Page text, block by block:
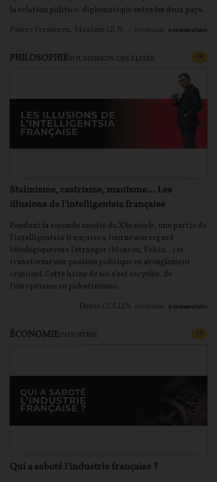
la relation politico-diplomatique entre les deux pays.
Pierre Vermeren, Maxime LE NAGARD 10/06/2026 0 commentaire
PHILOSOPHIESOUMISSION DES ÉLITES FP
Stalinisme, castrisme, maoïsme… Les
illusions de l'intelligentsia française
Pendant la seconde moitié du XXe siècle, une partie de
l’intelligentsia française a tourné son regard
idéologique vers l’étranger (Moscou, Pékin…) et
transformé une passion politique en aveuglement
criminel. Cette haine de soi s’est recyclée, de
l’européisme au palestinisme.
Denis COLLIN 10/06/2026 0 commentaire
ÉCONOMIEINDUSTRIE FP
Qui a saboté l'industrie française ?